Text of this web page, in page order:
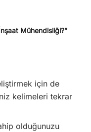
Mühendisliği?”
için de
kelimeleri tekrar
olduğunuzu